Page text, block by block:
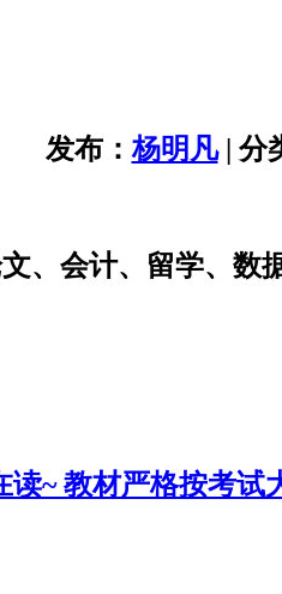
发布：杨明凡| 分
、会计、留学、
~ 教材严格按考